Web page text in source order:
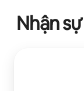
Nhận